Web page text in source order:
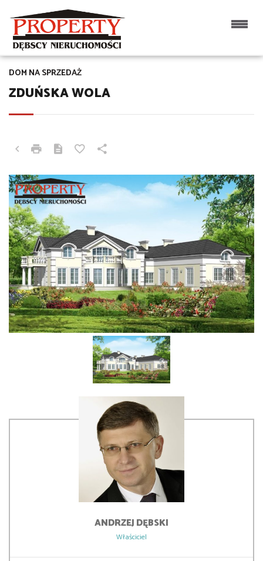
ZDUŃSKA WOLA
DOM NA SPRZEDAŻ
ANDRZEJ DĘBSKI
Właściciel